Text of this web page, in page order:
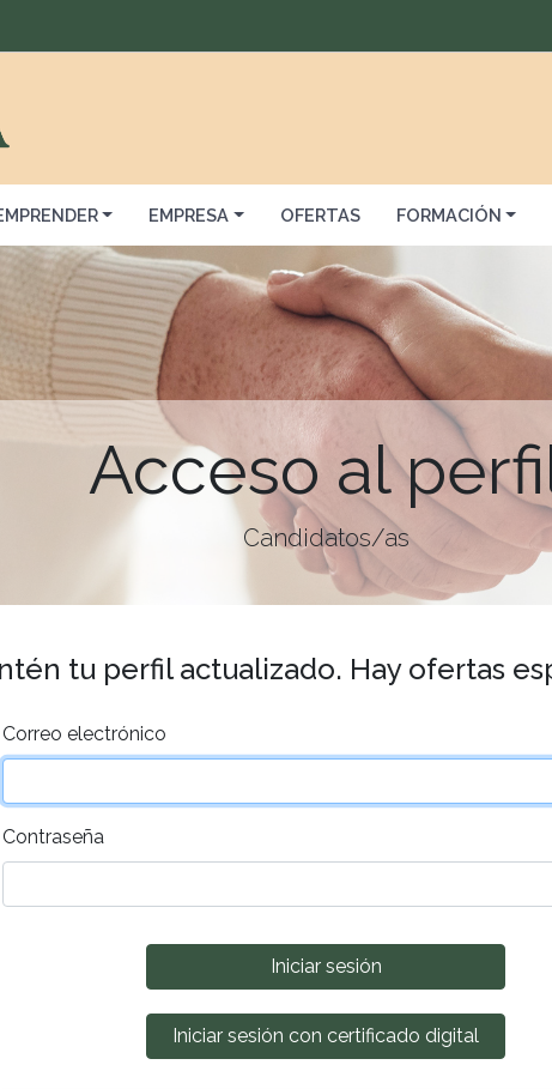
EMPRESA OFERTAS FORMACIÓN
Acceso al
Candidatos/as
tu perfil actualizado. Hay ofertas
Correo electrónico
Contraseña